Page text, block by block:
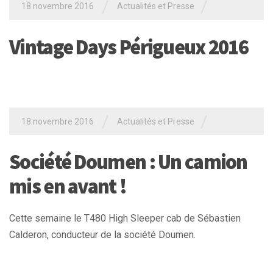
18 novembre 2016 Actualités et Presse
Vintage Days Périgueux 2016
18 novembre 2016 Actualités et Presse
Société Doumen : Un camion
mis en avant !
Cette semaine le T480 High Sleeper cab de Sébastien
Calderon, conducteur de la société Doumen.